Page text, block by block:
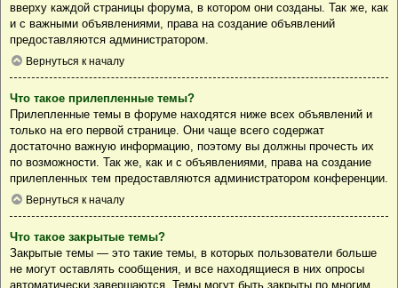
вверху каждой страницы форума, в котором они созданы. Так же, как
и с важными объявлениями, права на создание объявлений
предоставляются администратором.
Вернуться к началу
Что такое прилепленные темы?
Прилепленные темы в форуме находятся ниже всех объявлений и
только на его первой странице. Они чаще всего содержат
достаточно важную информацию, поэтому вы должны прочесть их
по возможности. Так же, как и с объявлениями, права на создание
прилепленных тем предоставляются администратором конференции.
Вернуться к началу
Что такое закрытые темы?
Закрытые темы — это такие темы, в которых пользователи больше
не могут оставлять сообщения, и все находящиеся в них опросы
автоматически завершаются. Темы могут быть закрыты по многим